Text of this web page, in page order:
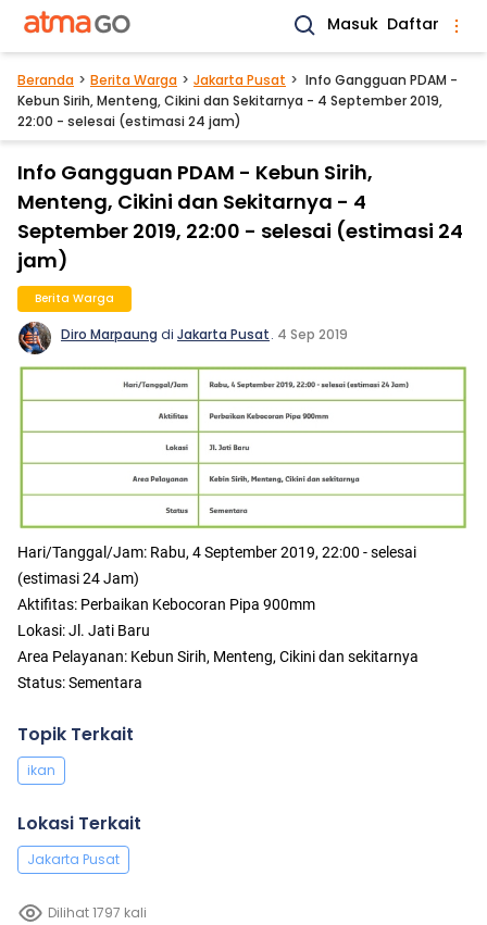
Masuk Daftar
Beranda Berita Warga Jakarta Pusat
Info Gangguan PDAM -
Kebun Sirih, Menteng, Cikini dan Sekitarnya - 4 September 2019,
22:00 - selesai (estimasi 24 jam)
Info Gangguan PDAM - Kebun Sirih,
Menteng, Cikini dan Sekitarnya - 4
September 2019, 22:00 - selesai (estimasi 24
jam)
Berita Warga
Diro Marpaung di Jakarta Pusat. 4 Sep 2019
Hari/Tanggal/Jam: Rabu, 4 September 2019, 22:00 - selesai
(estimasi 24 Jam)
Aktifitas: Perbaikan Kebocoran Pipa 900mm
Lokasi: Jl. Jati Baru
Area Pelayanan: Kebun Sirih, Menteng, Cikini dan sekitarnya
Status: Sementara
Topik Terkait
ikan
Lokasi Terkait
Jakarta Pusat
Dilihat 1797 kali